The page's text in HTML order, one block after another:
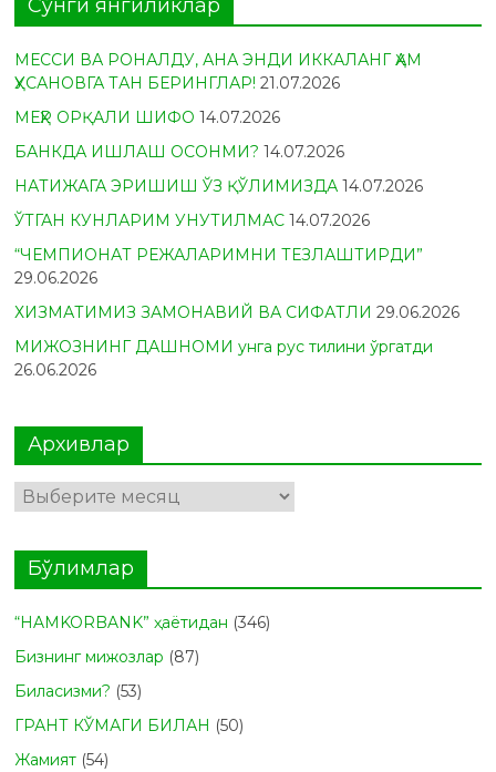
Сўнги янгиликлар
МЕССИ ВА РОНАЛДУ, АНА ЭНДИ ИККАЛАНГ ҲАМ
ҲУСАНОВГА ТАН БЕРИНГЛАР! 21.07.2026
МЕҲР ОРҚАЛИ ШИФО 14.07.2026
БАНКДА ИШЛАШ ОСОНМИ? 14.07.2026
НАТИЖАГА ЭРИШИШ ЎЗ ҚЎЛИМИЗДА 14.07.2026
ЎТГАН КУНЛАРИМ УНУТИЛМАС 14.07.2026
“ЧЕМПИОНАТ РЕЖАЛАРИМНИ ТЕЗЛАШТИРДИ”
29.06.2026
ХИЗМАТИМИЗ ЗАМОНАВИЙ ВА СИФАТЛИ 29.06.2026
МИЖОЗНИНГ ДАШНОМИ унга рус тилини ўргатди
26.06.2026
Архивлар
Архивлар
Бўлимлар
“HAMKORBANK” ҳаётидан (346)
Бизнинг мижозлар (87)
Биласизми? (53)
ГРАНТ КЎМАГИ БИЛАН (50)
Жамият (54)